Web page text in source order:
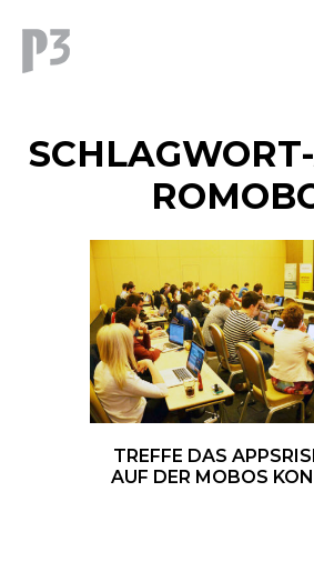
TREFFE DAS
AUF DER MOBOS